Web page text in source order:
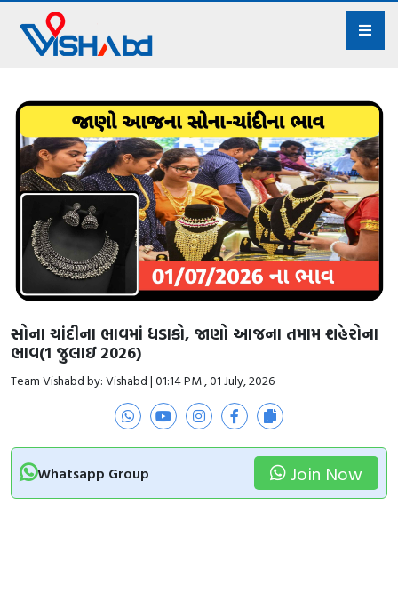
સોના ચાંદીના ભાવમાં ધડાકો, જાણો આજના તમામ શહેરોના
ભાવ(1 જુલાઇ 2026)
Team Vishabd by: Vishabd | 01:14 PM , 01 July, 2026
Whatsapp Group Join Now